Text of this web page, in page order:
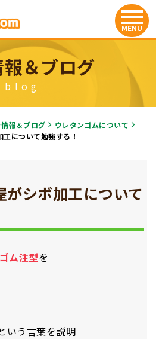
＆ブログ
blog
報＆ブログ
ウレタンゴムについて
について勉強する！
がシボ加工について
ム注型を
いう言葉を説明